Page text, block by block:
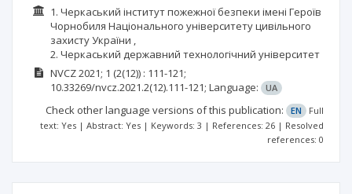
1. Черкаський інститут пожежної безпеки імені Героїв
Чорнобиля Національного університету цивільного
захисту України ,
2. Черкаський державний технологічний університет
NVCZ2021; 1 (2(12)) : 111-121;
10.33269/nvcz.2021.2(12).111-121; Language: UA
Check other language versions of this publication: EN
Full
text: Yes | Abstract: Yes | Keywords: 3 | References: 26 | Resolved
references: 0